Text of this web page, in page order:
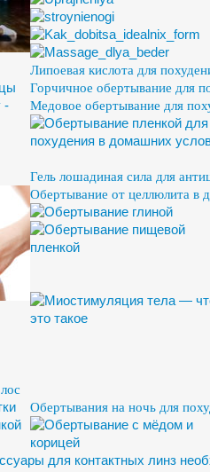
Липоевая кислота для
Горчичное обертывание для
Медовое обертывание для
Гель лошадиная сила для
Обертывание от целлюлита в
Обертывания на ночь для
для контактных линз